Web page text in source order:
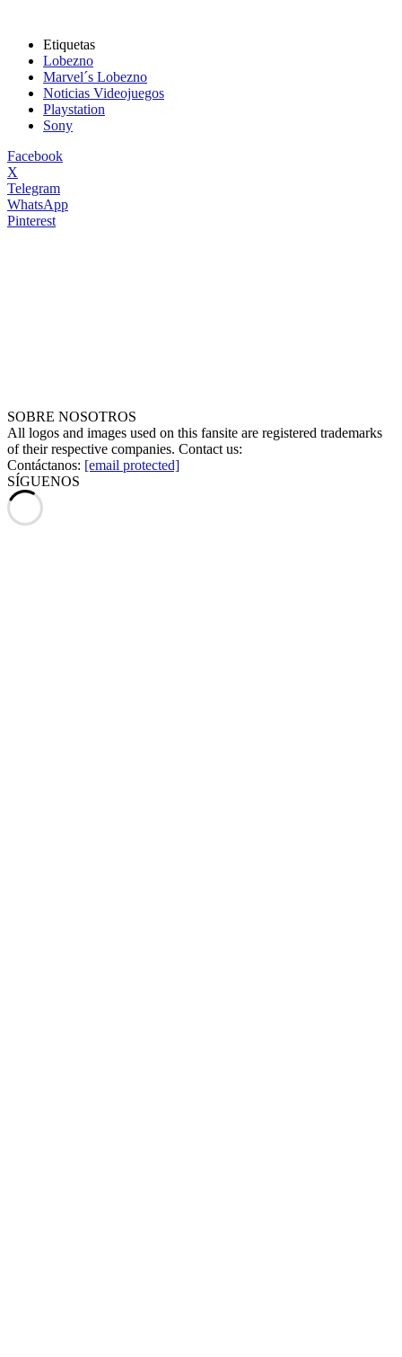
Etiquetas
Lobezno
Marvel´s Lobezno
Noticias Videojuegos
Playstation
Sony
Facebook
X
Telegram
WhatsApp
Pinterest
SOBRE NOSOTROS
All logos and images used on this fansite are registered trademarks
of their respective companies. Contact us:
Contáctanos: [email protected]
SÍGUENOS